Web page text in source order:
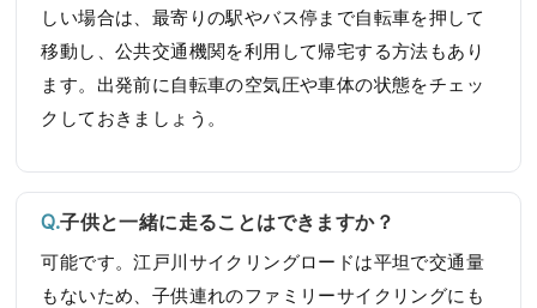
しい場合は、最寄りの駅やバス停まで自転車を押して
移動し、公共交通機関を利用して帰宅する方法もあり
ます。出発前に自転車の空気圧や車体の状態をチェッ
クしておきましょう。
子供と一緒に走ることはできますか？
可能です。江戸川サイクリングロードは平坦で交通量
もないため、子供連れのファミリーサイクリングにも